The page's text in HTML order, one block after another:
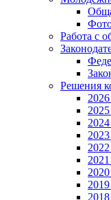
Работа с
Решения